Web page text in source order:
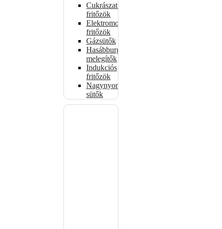
Cukrászati
fritőzök
Elektromos
fritőzök
Gázsütők
Hasábburgonya
melegítők
Indukciós
fritőzök
Nagynyomású
sütők